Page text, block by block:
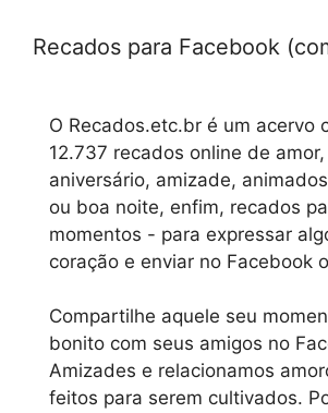
Recados para Facebook
O Recados.etc.br é um acervo
12.737 recados online de
aniversário, amizade,
ou boa noite, enfim, recados
momentos - para expressar
coração e enviar no Facebook
Compartilhe aquele seu
bonito com seus amigos no
Amizades e relacionamos
feitos para serem cultivados.